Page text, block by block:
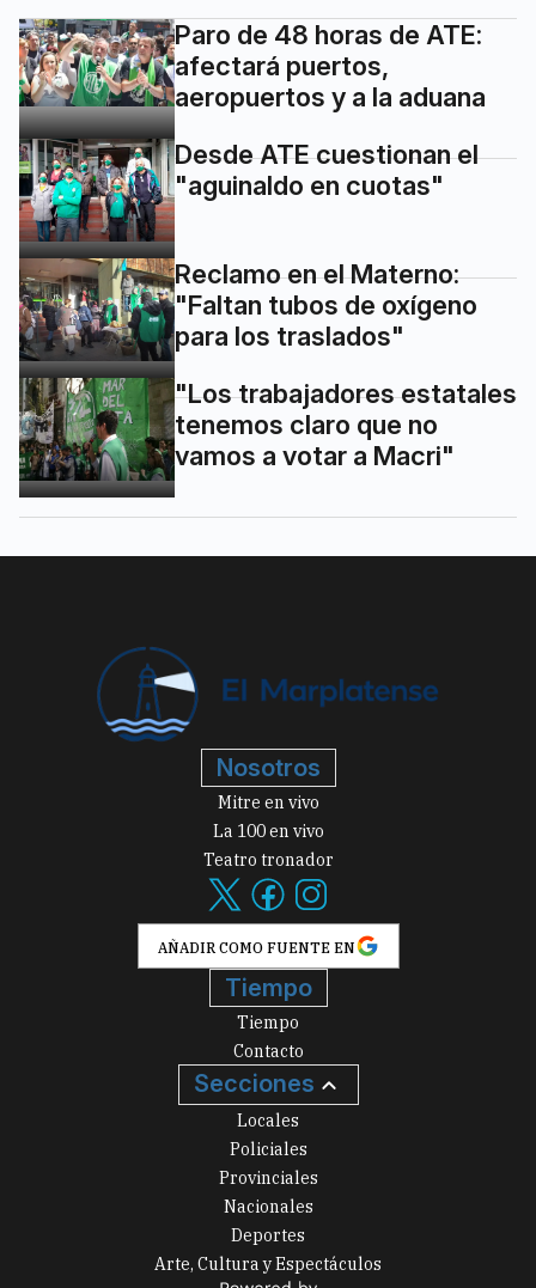
Paro de 48 horas de ATE:
afectará puertos,
aeropuertos y a la aduana
Desde ATE cuestionan el
"aguinaldo en cuotas"
Reclamo en el Materno:
"Faltan tubos de oxígeno
para los traslados"
"Los trabajadores estatales
tenemos claro que no
vamos a votar a Macri"
Nosotros
Mitre en vivo
La 100 en vivo
Teatro tronador
AÑADIR COMO FUENTE EN
Tiempo
Tiempo
Contacto
Secciones
Locales
Policiales
Provinciales
Nacionales
Deportes
Arte, Cultura y Espectáculos